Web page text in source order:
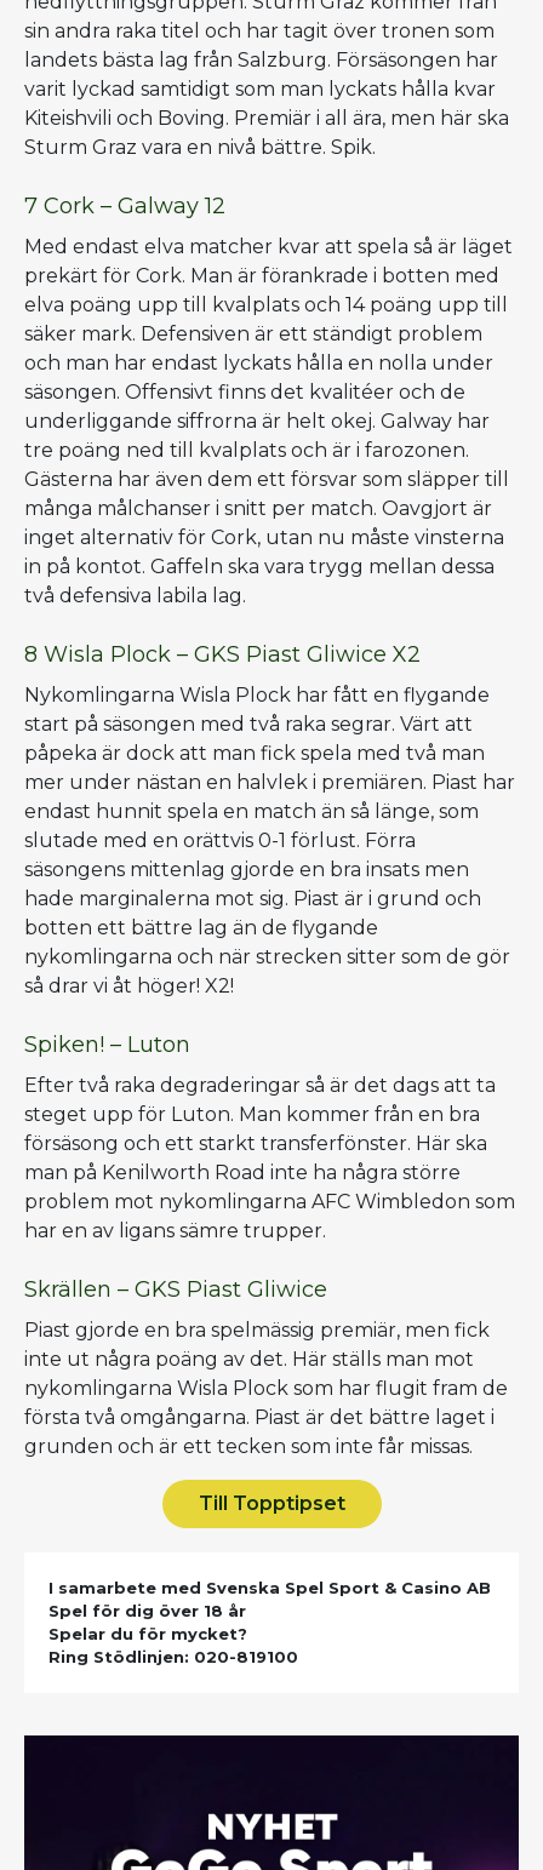
sin andra raka titel och har tagit över tronen som
landets bästa lag från Salzburg. Försäsongen har
varit lyckad samtidigt som man lyckats hålla kvar
Kiteishvili och Boving. Premiär i all ära, men här ska
Sturm Graz vara en nivå bättre. Spik.
7 Cork – Galway 12
Med endast elva matcher kvar att spela så är läget
prekärt för Cork. Man är förankrade i botten med
elva poäng upp till kvalplats och 14 poäng upp till
säker mark. Defensiven är ett ständigt problem
och man har endast lyckats hålla en nolla under
säsongen. Offensivt finns det kvalitéer och de
underliggande siffrorna är helt okej. Galway har
tre poäng ned till kvalplats och är i farozonen.
Gästerna har även dem ett försvar som släpper till
många målchanser i snitt per match. Oavgjort är
inget alternativ för Cork, utan nu måste vinsterna
in på kontot. Gaffeln ska vara trygg mellan dessa
två defensiva labila lag.
8 Wisla Plock – GKS Piast Gliwice X2
Nykomlingarna Wisla Plock har fått en flygande
start på säsongen med två raka segrar. Värt att
påpeka är dock att man fick spela med två man
mer under nästan en halvlek i premiären. Piast har
endast hunnit spela en match än så länge, som
slutade med en orättvis 0-1 förlust. Förra
säsongens mittenlag gjorde en bra insats men
hade marginalerna mot sig. Piast är i grund och
botten ett bättre lag än de flygande
nykomlingarna och när strecken sitter som de gör
så drar vi åt höger! X2!
Spiken! – Luton
Efter två raka degraderingar så är det dags att ta
steget upp för Luton. Man kommer från en bra
försäsong och ett starkt transferfönster. Här ska
man på Kenilworth Road inte ha några större
problem mot nykomlingarna AFC Wimbledon som
har en av ligans sämre trupper.
Skrällen – GKS Piast Gliwice
Piast gjorde en bra spelmässig premiär, men fick
inte ut några poäng av det. Här ställs man mot
nykomlingarna Wisla Plock som har flugit fram de
första två omgångarna. Piast är det bättre laget i
grunden och är ett tecken som inte får missas.
Till Topptipset
I samarbete med Svenska Spel Sport & Casino AB
Spel för dig över 18 år
Spelar du för mycket?
Ring Stödlinjen: 020-819100